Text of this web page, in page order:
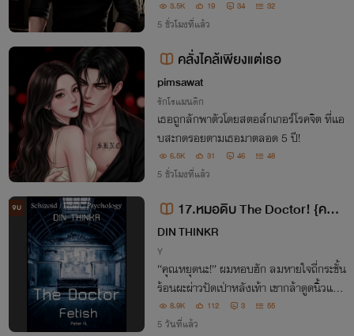
3.5K 19 34 32
5 ชั่วโมงที่แล้ว
คลั่งไคล้เพียงแต่เธอ
pimsawat
รักโรแมนติก
เธอถูกลักพาตัวโดยสตอล์กเกอร์โรคจิต ที่แอ
บสะกดรอยตามเธอมาตลอด 5 ปี!
6.5K 31 46 48
5 ชั่วโมงที่แล้ว
จบ
17.หมอดิบ The Doctor! {คลั่งไ
คล้-fetish}
DIN THINKR
Y
“คุณหยุดนะ!” ผมหอบฮัก ลมหายใจถี่กระชั้น
ร้อนผะผ่าวปัดเป่าหลังเท้า เขากล้าดูดนิ้วแม่โ
ป้งผมเข้าปากจริงๆ และมันบ้ามากที่ผมแขน
ขาสั่น กล้ามเนื้อปวกเปียกไร้เรี่ยวแรง ทรุดฮ
8.9K 112 3 55
5 วันที่แล้ว